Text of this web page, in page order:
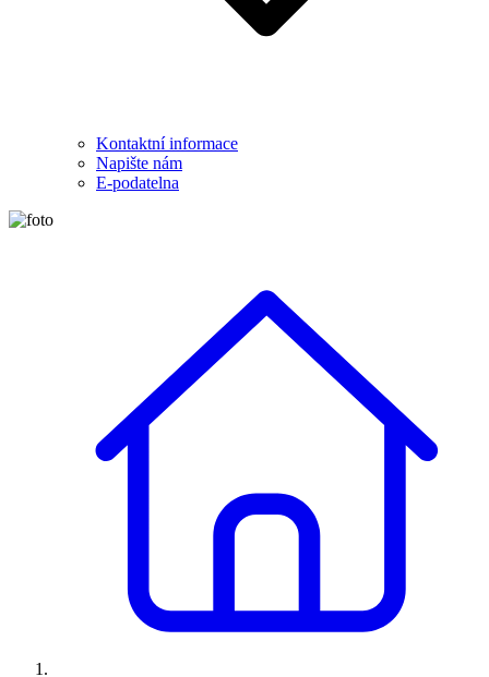
Kontaktní informace
Napište nám
E-podatelna